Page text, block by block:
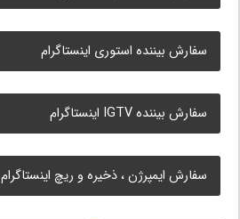
سفارش بیننده استوری اینستاگرام
سفارش بیننده IGTV اینستاگرام
سفارش ایمپرژن ، ذخیره و ریچ اینستاگرام